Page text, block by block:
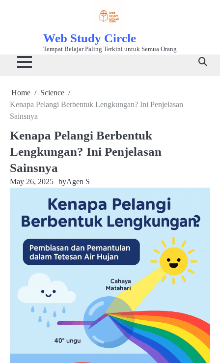
Web Study Circle
Tempat Belajar Paling Terkini untuk Semua Orang
Home
Science
Kenapa Pelangi Berbentuk Lengkungan? Ini Penjelasan
Sainsnya
Kenapa Pelangi Berbentuk
Lengkungan? Ini Penjelasan
Sainsnya
May 26, 2025 byAgen S